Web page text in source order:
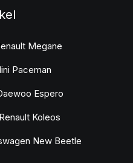
Megane
Paceman
Espero
Koleos
New Beetle